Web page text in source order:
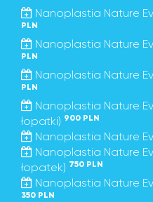
Nanoplastia Nature
PLN
Nanoplastia Nature
PLN
Nanoplastia Nature
PLN
Nanoplastia Nature
łopatki) 900 PLN
Nanoplastia Nature
Nanoplastia Nature
łopatek) 750 PLN
Nanoplastia Nature
350 PLN